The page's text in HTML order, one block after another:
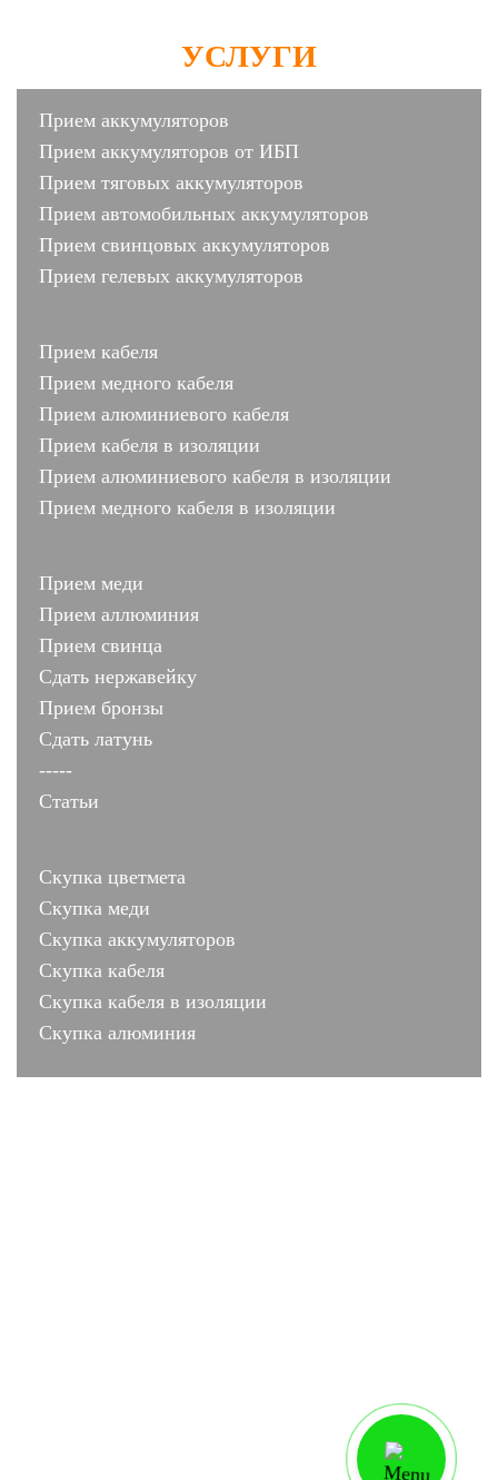
УСЛУГИ
Прием аккумуляторов
Прием аккумуляторов от ИБП
Прием тяговых аккумуляторов
Прием автомобильных аккумуляторов
Прием свинцовых аккумуляторов
Прием гелевых аккумуляторов
Прием кабеля
Прием медного кабеля
Прием алюминиевого кабеля
Прием кабеля в изоляции
Прием алюминиевого кабеля в изоляции
Прием медного кабеля в изоляции
Прием меди
Прием аллюминия
Прием свинца
Сдать нержавейку
Прием бронзы
Сдать латунь
-----
Статьи
Скупка цветмета
Скупка меди
Скупка аккумуляторов
Скупка кабеля
Скупка кабеля в изоляции
Скупка алюминия